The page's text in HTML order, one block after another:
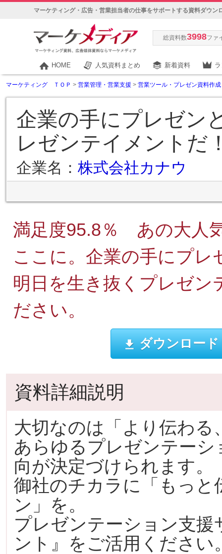
マーケティング・広告・営業担当者の仕事をサポートする資料ダウン
総資料数3998ファ
HOME 人気資料まとめ 新着資料
マーケティング ＴＯＰ > 営業管理・営業支援 > 営業ツール・プレゼン資料作成
企業の手にプレゼン
レゼンテイメントだ
企業名： 株式会社カナウ
満足度95.8％ あの大人
ここに。企業の手にプ
明日を生き抜くプレゼン
ださい。
ダウンロー
資料詳細説明
大切なのは「より伝わ
あらゆるプレゼンテー
向が決定づけられます。
御社のチカラに「もっ
ン」を。
プレゼンテーション支
ント』をご活用ください